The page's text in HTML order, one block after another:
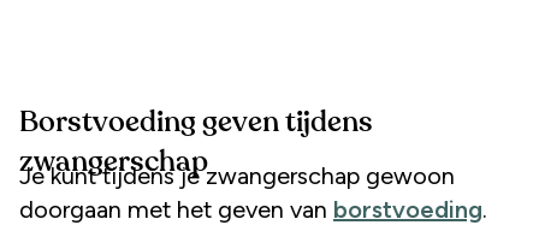
Borstvoeding geven tijdens
zwangerschap
Je kunt tijdens je zwangerschap gewoon
doorgaan met het geven van borstvoeding.